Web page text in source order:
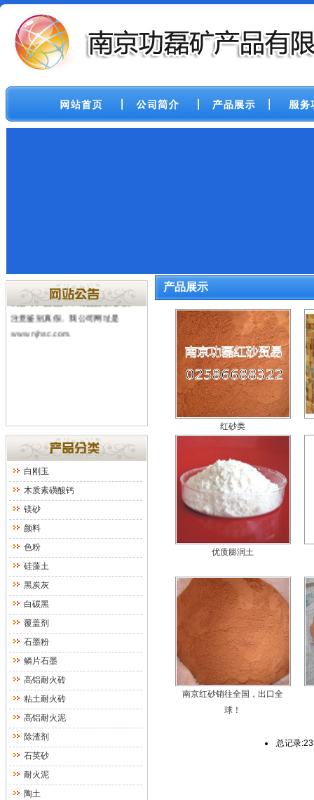
司。近期有其他公司未经许可冒用
我公司产品图片，特提醒新老客户
注意鉴别真假。我公司网址是
www.njhsc.com
白刚玉
木质素磺酸钙
镁砂
颜料
色粉
硅藻土
黑炭灰
白碳黑
覆盖剂
石墨粉
鳞片石墨
高铝耐火砖
粘土耐火砖
高铝耐火泥
除渣剂
石英砂
耐火泥
陶土
产品展示
红砂类
优质膨润土
南京红砂销往全国，出口全
球！
总记录